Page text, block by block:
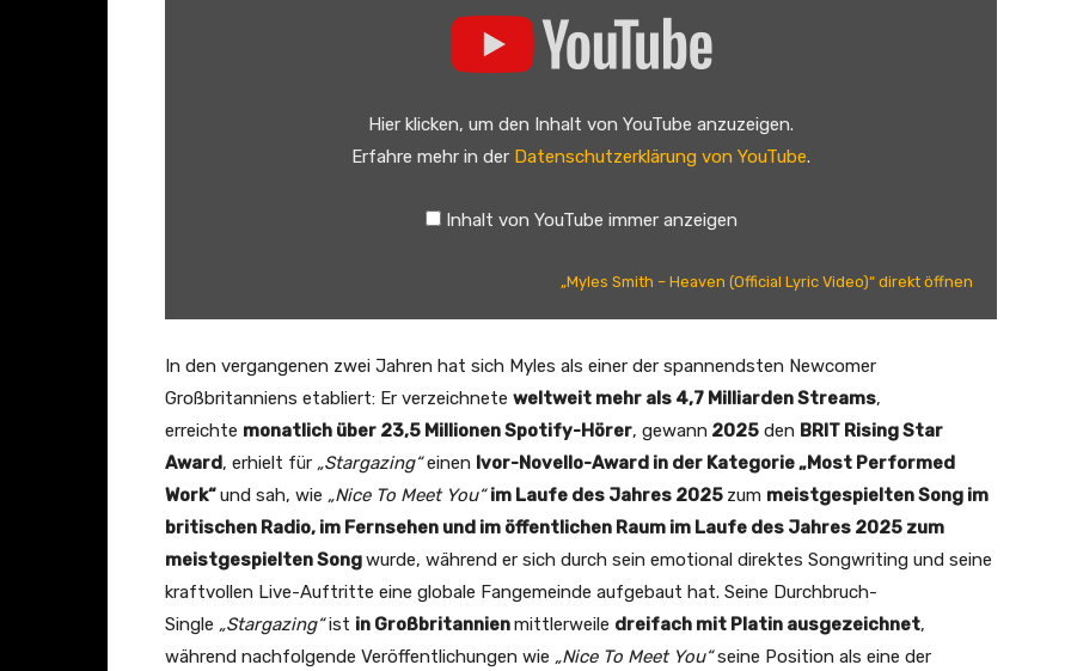
H
e
a
v
e
n
(
O
f
f
Hier klicken, um den Inhalt von YouTube anzuzeigen.
Erfahre mehr in der Datenschutzerklärung von YouTube.
Inhalt von YouTube immer anzeigen
„Myles Smith – Heaven (Official Lyric Video)“ direkt öffnen
In den vergangenen zwei Jahren hat sich Myles als einer der spannendsten Newcomer
Großbritanniens etabliert: Er verzeichnete weltweit mehr als 4,7 Milliarden Streams,
erreichte monatlich über 23,5 Millionen Spotify-Hörer, gewann 2025 den BRIT Rising Star
Award, erhielt für „Stargazing“einen Ivor-Novello-Award in der Kategorie „Most Performed
Work“und sah, wie „Nice To Meet You“im Laufe des Jahres 2025 zum meistgespielten Song im
britischen Radio, im Fernsehen und im öffentlichen Raum im Laufe des Jahres 2025 zum
meistgespielten Songwurde, während er sich durch sein emotional direktes Songwriting und seine
kraftvollen Live-Auftritte eine globale Fangemeinde aufgebaut hat. Seine Durchbruch-
Single „Stargazing“ist in Großbritannienmittlerweile dreifach mit Platin ausgezeichnet,
während nachfolgende Veröffentlichungen wie „Nice To Meet You“seine Position als eine der